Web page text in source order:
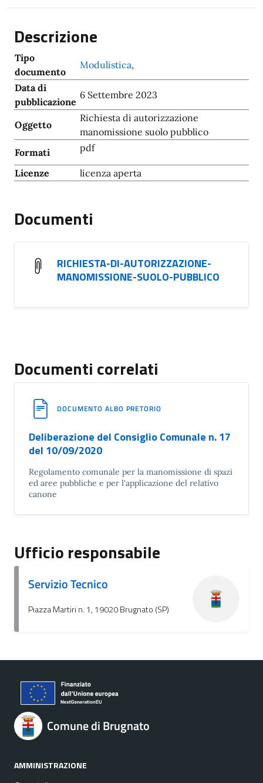
Descrizione
Tipo
documento
Modulistica,
Data di
pubblicazione
6 Settembre 2023
Oggetto
Richiesta di autorizzazione
manomissione suolo pubblico
Formati
pdf
Licenze licenza aperta
Documenti
RICHIESTA-DI-AUTORIZZAZIONE-
MANOMISSIONE-SUOLO-PUBBLICO
Documenti correlati
DOCUMENTO ALBO PRETORIO
Deliberazione del Consiglio Comunale n. 17
del 10/09/2020
Regolamento comunale per la manomissione di spazi
ed aree pubbliche e per l'applicazione del relativo
canone
Ufficio responsabile
Servizio Tecnico
Piazza Martiri n. 1, 19020 Brugnato (SP)
Comune di Brugnato
AMMINISTRAZIONE